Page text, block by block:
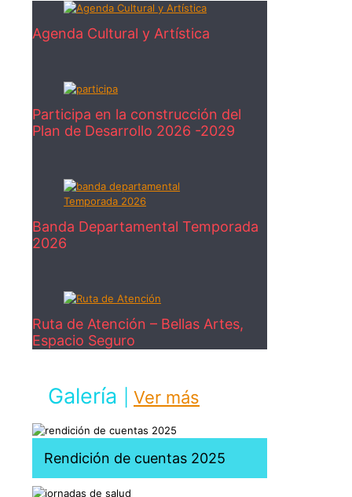
Agenda Cultural y Artística
Participa en la construcción del
Plan de Desarrollo 2026 -2029
Banda Departamental Temporada
2026
Ruta de Atención – Bellas Artes,
Espacio Seguro
Galería Ver más
Rendición de cuentas 2025